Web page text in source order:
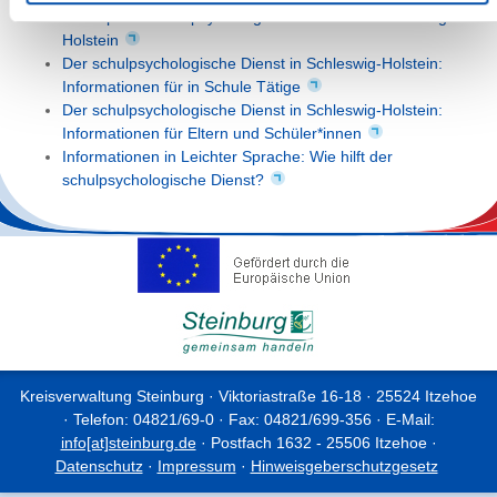
Holstein
Der schulpsychologische Dienst in Schleswig-Holstein:
Informationen für in Schule Tätige
Der schulpsychologische Dienst in Schleswig-Holstein:
Informationen für Eltern und Schüler*innen
Informationen in Leichter Sprache: Wie hilft der
schulpsychologische Dienst?
Kreisverwaltung Steinburg · Viktoriastraße 16-18 · 25524 Itzehoe
· Telefon: 04821/69-0 · Fax: 04821/699-356 · E-Mail:
info[at]steinburg.de· Postfach 1632 - 25506 Itzehoe ·
Datenschutz· Impressum · Hinweisgeberschutzgesetz